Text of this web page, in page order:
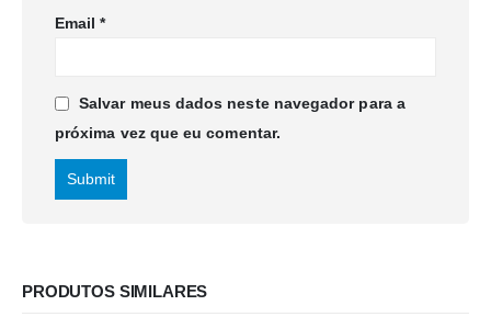
Email*
Salvar meus dados neste navegador para a
próxima vez que eu comentar.
PRODUTOS SIMILARES